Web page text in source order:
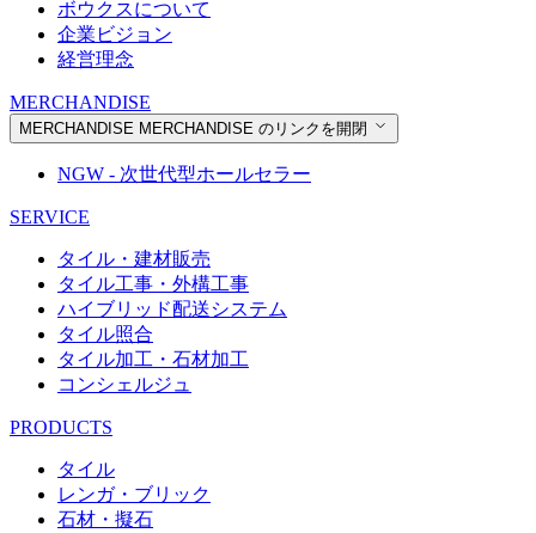
ボウクスについて
企業ビジョン
経営理念
MERCHANDISE
MERCHANDISE MERCHANDISE のリンクを開閉
NGW - 次世代型ホールセラー
SERVICE
タイル・建材販売
タイル工事・外構工事
ハイブリッド配送システム
タイル照合
タイル加工・石材加工
コンシェルジュ
PRODUCTS
タイル
レンガ・ブリック
石材・擬石